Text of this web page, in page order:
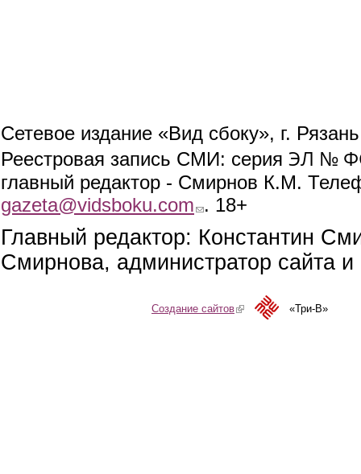
Сетевое издание «Вид сбоку», г.
Реестровая запись СМИ: серия ЭЛ №
главный редактор - Смирнов К.М.
gazeta@vidsboku.com (link sends e-mail)
. 18+
Главный редактор: Константин
Смирнова, администратор сайта
Создание сайтов(link is external)«Три-В»